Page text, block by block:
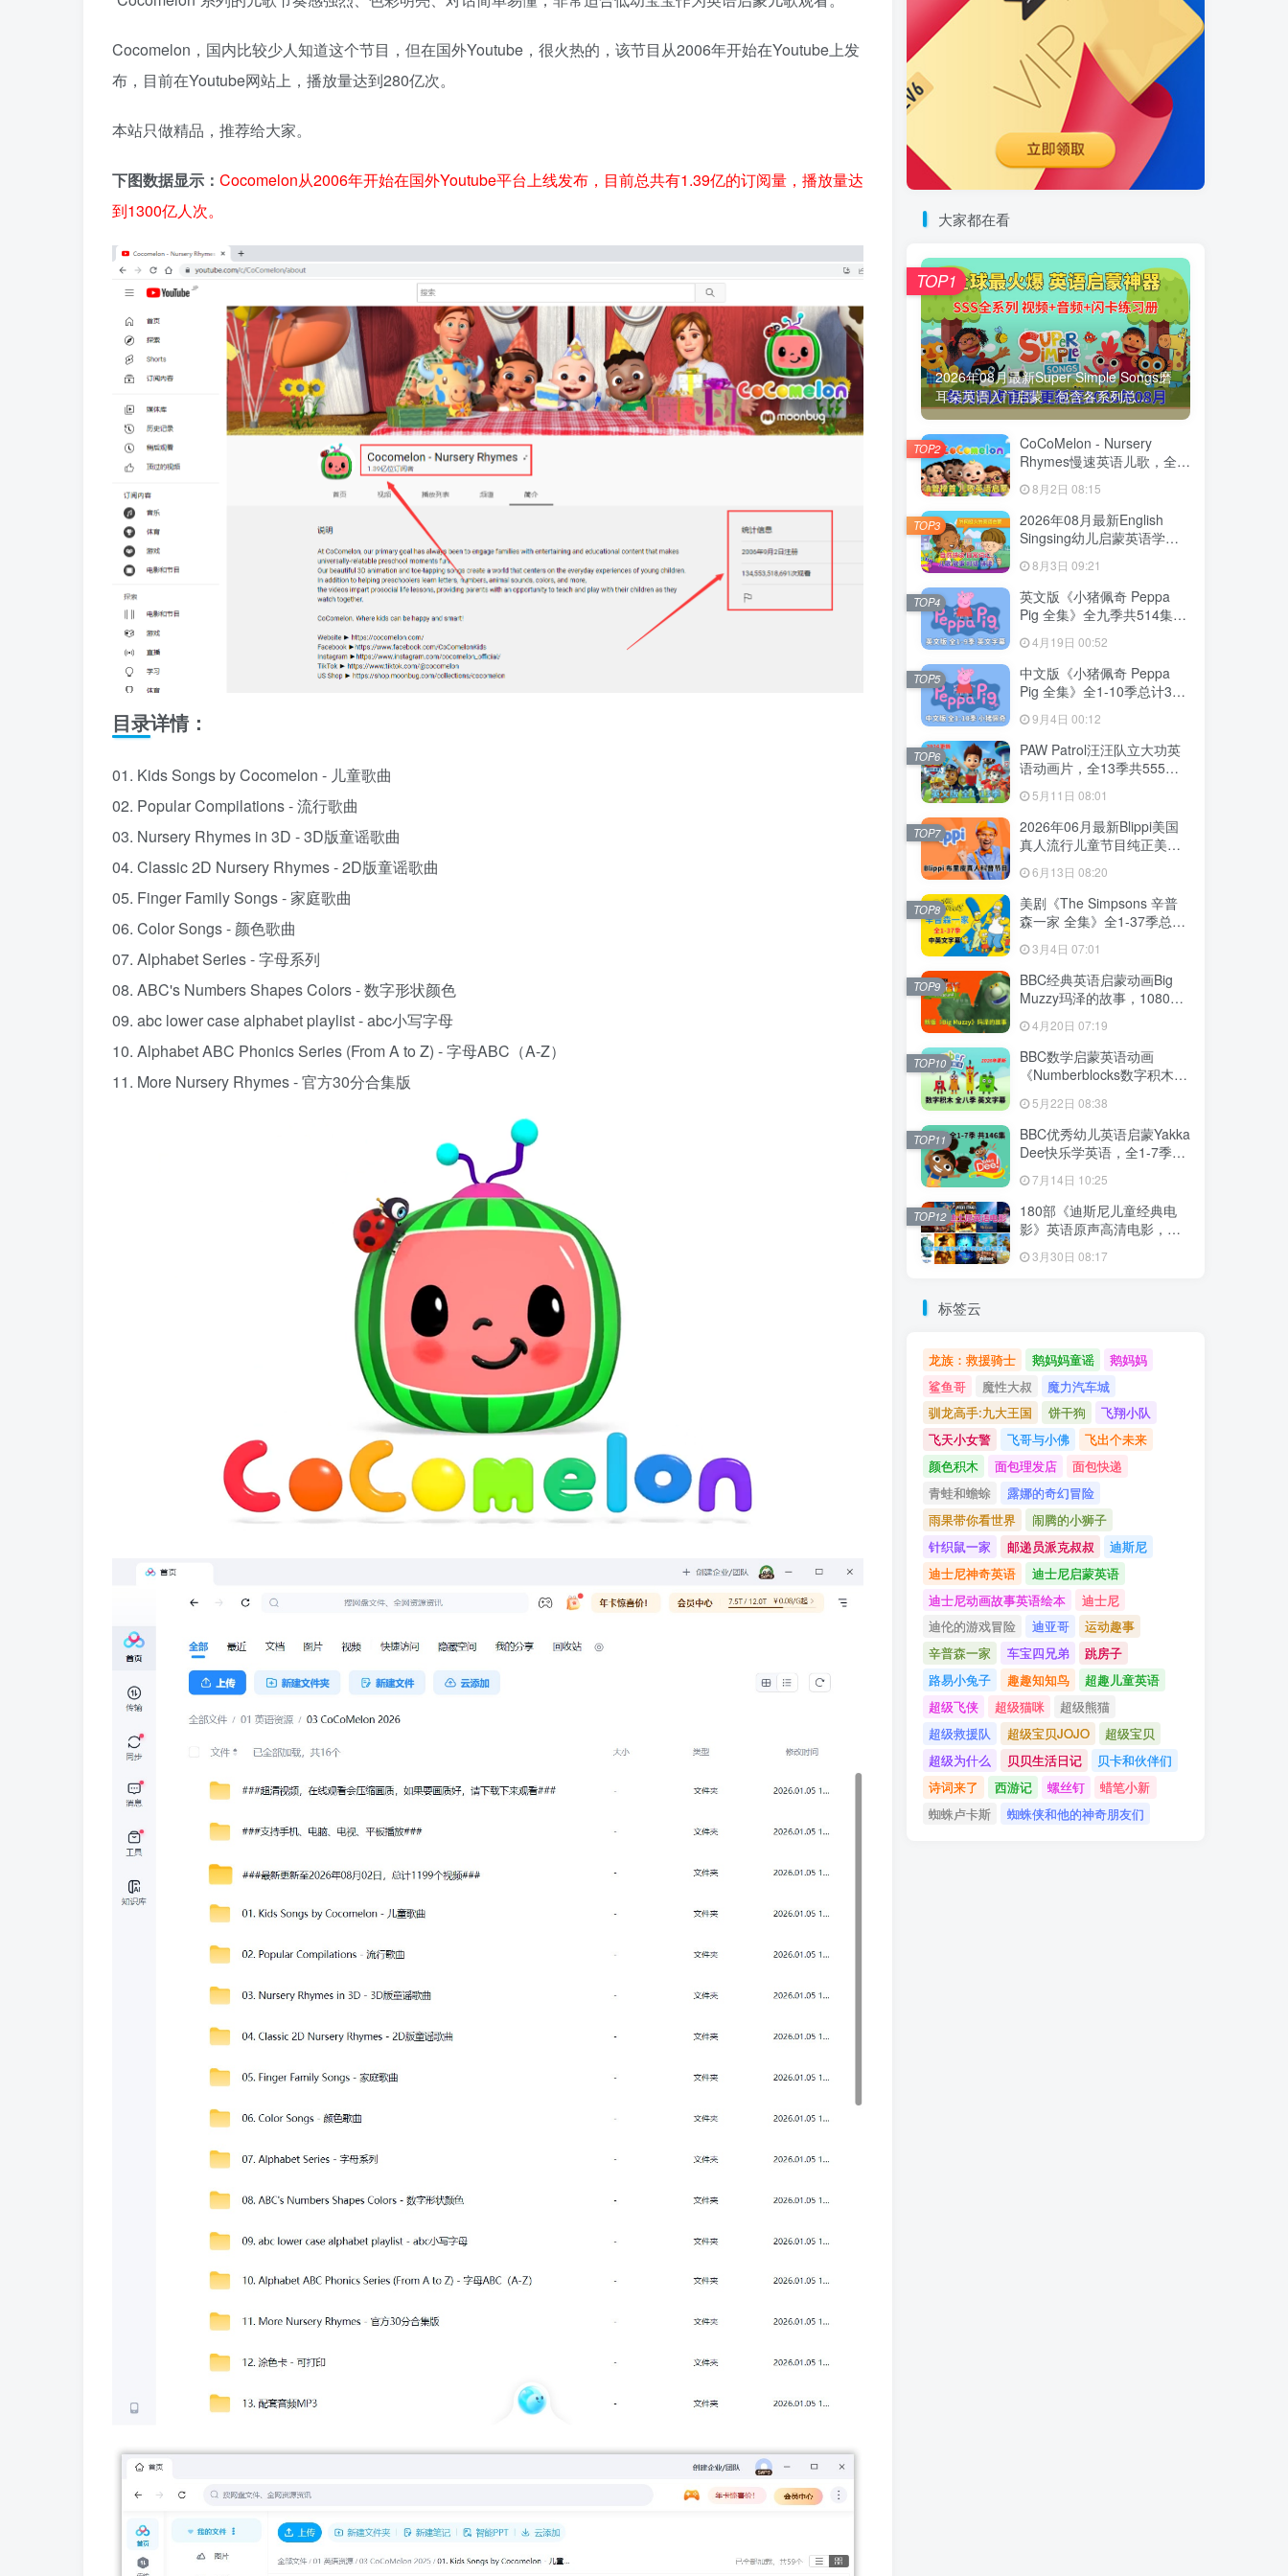
Cocomelon，国内比较少人知道这个节目，但在国外Youtube，很火热的，该节目从2006年开始在Youtube上发
布，目前在Youtube网站上，播放量达到280亿次。
本站只做精品，推荐给大家。
下图数据显示： Cocomelon从2006年开始在国外Youtube平台上线发布，目前总共有1.39亿的订阅量，播放量达
到1300亿人次。
目录详情：
01. Kids Songs by Cocomelon - 儿童歌曲
02. Popular Compilations - 流行歌曲
03. Nursery Rhymes in 3D - 3D版童谣歌曲
04. Classic 2D Nursery Rhymes - 2D版童谣歌曲
05. Finger Family Songs - 家庭歌曲
06. Color Songs - 颜色歌曲
07. Alphabet Series - 字母系列
08. ABC's Numbers Shapes Colors - 数字形状颜色
09. abc lower case alphabet playlist - abc小写字母
10. Alphabet ABC Phonics Series (From A to Z) - 字母ABC（A-Z）
11. More Nursery Rhymes - 官方30分合集版
大家都在看
2026年08月最新Super Simple Songs磨
耳朵英语入门启蒙，包含各系列总...
TOP1
CoCoMelon - Nursery
Rhymes慢速英语儿歌，全
带英文字幕，带音频MP3，
百度网盘下载！
8月2日 08:15
TOP2
2026年08月最新English
Singsing幼儿启蒙英语学习
等，全1364集+，1080P高
清视频带英文字幕，百度网
盘下载！
8月3日 09:21
TOP3
英文版《小猪佩奇 Peppa
Pig 全集》全九季共514集，
幕，带配套音频MP3，百度
网盘下载！
4月19日 00:52
TOP4
中文版《小猪佩奇 Peppa
Pig 全集》全1-10季总计394
网盘下载！
9月4日 00:12
TOP5
PAW Patrol汪汪队立大功英
语动画片，全13季共555
集，1080P高清视频带英文
字幕，带配套音频MP3，百
度网盘下载！
5月11日 08:01
TOP6
2026年06月最新Blippi美国
真人流行儿童节目纯正美式
英语启蒙学习，1008集+，
1080P高清视频带英文字
幕，百度网盘下载！
6月13日 08:20
TOP7
美剧《The Simpsons 辛普
森一家 全集》全1-37季总共
802集，英语带中英文字幕，
百度网盘下载！
3月4日 07:01
TOP8
BBC经典英语启蒙动画Big
Muzzy玛泽的故事，1080P
高清视频带英文字幕，全套
英文版和中文版+游戏+PDF
教材+卡片，百度网盘下载！
4月20日 07:19
TOP9
BBC数学启蒙英语动画
《Numberblocks数字积木》
198集，1080P高清视频带英
文字幕，百度网盘下载！
5月22日 08:38
TOP10
BBC优秀幼儿英语启蒙Yakka
Dee快乐学英语，全1-7季共
文字幕，带音频MP3，百度
网盘下载！
7月14日 10:25
TOP11
180部《迪斯尼儿童经典电
影》英语原声高清电影，中
下载！
3月30日 08:17
TOP12
标签云
龙族：救援骑士 鹅妈妈童谣
鹅妈妈
鲨鱼哥
魔性大叔
魔力汽车城
驯龙高手:九大王国
饼干狗
飞翔小队
飞天小女警
飞哥与小佛
飞出个未来
颜色积木
面包理发店
面包快递
青蛙和蟾蜍
露娜的奇幻冒险
雨果带你看世界
闹腾的小狮子
针织鼠一家
邮递员派克叔叔
迪斯尼
迪士尼神奇英语
迪士尼启蒙英语
迪士尼动画故事英语绘本
迪士尼
迪伦的游戏冒险
迪亚哥
运动趣事
辛普森一家
车宝四兄弟
跳房子
路易小兔子
趣趣知知鸟
超趣儿童英语
超级飞侠
超级猫咪
超级熊猫
超级救援队
超级宝贝JOJO
超级宝贝
超级为什么
贝贝生活日记
贝卡和伙伴们
诗词来了
西游记 螺丝钉
蜡笔小新
蜘蛛卢卡斯
蜘蛛侠和他的神奇朋友们